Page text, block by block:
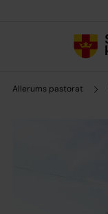
Allerums pastorat